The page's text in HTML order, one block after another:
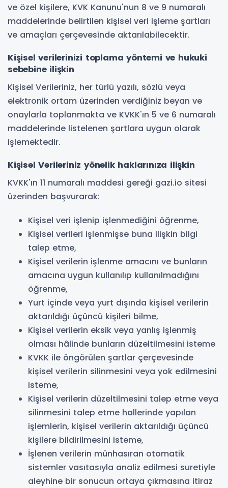
ve özel kişilere, KVK Kanunu'nun 8 ve 9 numaralı
maddelerinde belirtilen kişisel veri işleme şartları
ve amaçları çerçevesinde aktarılabilecektir.
Kişisel verilerinizi toplama yöntemi ve hukuki
sebebine ilişkin
Kişisel Verileriniz, her türlü yazılı, sözlü veya
elektronik ortam üzerinden verdiğiniz beyan ve
onaylarla toplanmakta ve KVKK'ın 5 ve 6 numaralı
maddelerinde listelenen şartlara uygun olarak
işlemektedir.
Kişisel Verileriniz yönelik haklarınıza ilişkin
KVKK'ın 11 numaralı maddesi gereği gazi.io sitesi
üzerinden başvurarak:
Kişisel veri işlenip işlenmediğini öğrenme,
Kişisel verileri işlenmişse buna ilişkin bilgi
talep etme,
Kişisel verilerin işlenme amacını ve bunların
amacına uygun kullanılıp kullanılmadığını
öğrenme,
Yurt içinde veya yurt dışında kişisel verilerin
aktarıldığı üçüncü kişileri bilme,
Kişisel verilerin eksik veya yanlış işlenmiş
olması hâlinde bunların düzeltilmesini isteme
KVKK ile öngörülen şartlar çerçevesinde
kişisel verilerin silinmesini veya yok edilmesini
isteme,
Kişisel verilerin düzeltilmesini talep etme veya
silinmesini talep etme hallerinde yapılan
işlemlerin, kişisel verilerin aktarıldığı üçüncü
kişilere bildirilmesini isteme,
İşlenen verilerin münhasıran otomatik
sistemler vasıtasıyla analiz edilmesi suretiyle
aleyhine bir sonucun ortaya çıkmasına itiraz